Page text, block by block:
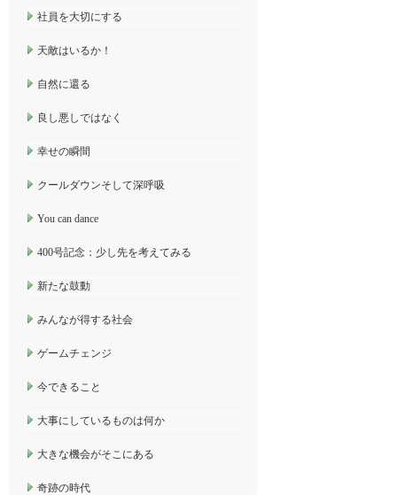
社員を大切にする
天敵はいるか！
自然に還る
良し悪しではなく
幸せの瞬間
クールダウンそして深呼吸
You can dance
400号記念：少し先を考えてみる
新たな鼓動
みんなが得する社会
ゲームチェンジ
今できること
大事にしているものは何か
大きな機会がそこにある
奇跡の時代